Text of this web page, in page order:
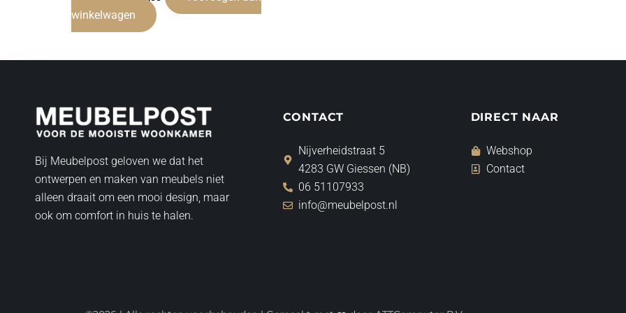
winkelwagen
Bij Meubelpost geloven we dat het
ontwerpen en maken van meubels niet
alleen draait om een mooi design, maar
ook om comfort in huis te halen.
CONTACT
Nijverheidstraat 5
4283 GW Giessen (NB)
06 51107933
info@meubelpost.nl
DIRECT NAAR
Webshop
Contact